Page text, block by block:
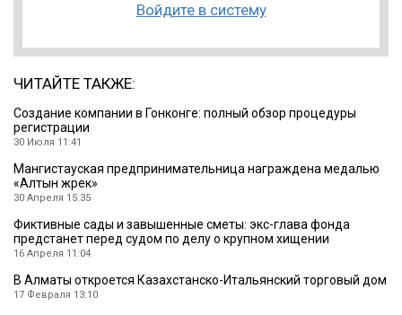
Войдите в систему
ЧИТАЙТЕ ТАКЖЕ:
Создание компании в Гонконге: полный обзор процедуры
регистрации
30 Июля 11:41
Мангистауская предпринимательница награждена медалью
«Алтын жүрек»
30 Апреля 15:35
Фиктивные сады и завышенные сметы: экс-глава фонда
предстанет перед судом по делу о крупном хищении
16 Апреля 11:04
В Алматы откроется Казахстанско-Итальянский торговый дом
17 Февраля 13:10